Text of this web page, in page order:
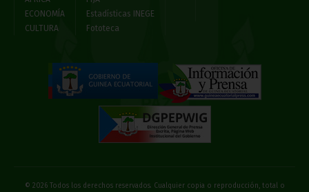
ECONOMÍA
CULTURA
Estadísticas INEGE
Fototeca
© 2026 Todos los derechos reservados. Cualquier copia o reproducción, total o